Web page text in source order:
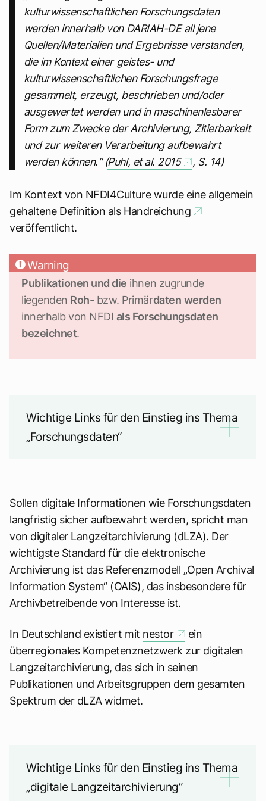
kulturwissenschaftlichen Forschungsdaten
werden innerhalb von DARIAH-DE all jene
Quellen/Materialien und Ergebnisse verstanden,
die im Kontext einer geistes- und
kulturwissenschaftlichen Forschungsfrage
gesammelt, erzeugt, beschrieben und/oder
ausgewertet werden und in maschinenlesbarer
Form zum Zwecke der Archivierung, Zitierbarkeit
und zur weiteren Verarbeitung aufbewahrt
werden können.“ (Puhl, et al. 2015 , S. 14)
Im Kontext von NFDI4Culture wurde eine allgemein
gehaltene Definition als Handreichung
veröffentlicht.
Publikationen und die ihnen zugrunde
liegenden Roh- bzw. Primärdaten werden
innerhalb von NFDI als Forschungsdaten
bezeichnet.
Wichtige Links für den Einstieg ins Thema
„Forschungsdaten“
Sollen digitale Informationen wie Forschungsdaten
langfristig sicher aufbewahrt werden, spricht man
von digitaler Langzeitarchivierung (dLZA). Der
wichtigste Standard für die elektronische
Archivierung ist das Referenzmodell „Open Archival
Information System“ (OAIS), das insbesondere für
Archivbetreibende von Interesse ist.
In Deutschland existiert mit nestor
ein
überregionales Kompetenznetzwerk zur digitalen
Langzeitarchivierung, das sich in seinen
Publikationen und Arbeitsgruppen dem gesamten
Spektrum der dLZA widmet.
Wichtige Links für den Einstieg ins Thema
„digitale Langzeitarchivierung“